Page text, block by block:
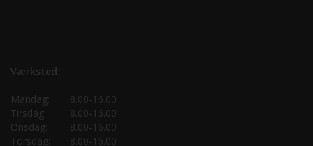
Værksted:
Mandag:
8.00-16.00
Tirsdag:
8.00-16.00
Onsdag:
8.00-16.00
Torsdag:
8.00-16.00